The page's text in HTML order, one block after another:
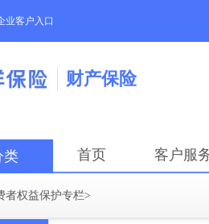
业客户入口
财产保险
类 首页 客户服
者权益保护专栏>